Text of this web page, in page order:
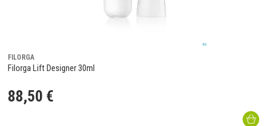
FILORGA
Filorga Lift Designer 30ml
88,50 €